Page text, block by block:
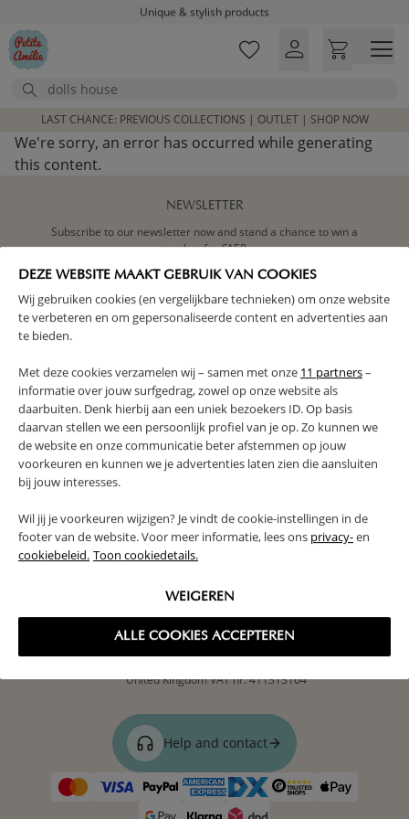
DEZE WEBSITE MAAKT GEBRUIK VAN COOKIES
Wij gebruiken cookies (en vergelijkbare technieken) om onze website
te verbeteren en om gepersonaliseerde content en advertenties aan
te bieden.
Met deze cookies verzamelen wij – samen met onze 11 partners–
informatie over jouw surfgedrag, zowel op onze website als
daarbuiten. Denk hierbij aan een uniek bezoekers ID. Op basis
daarvan stellen we een persoonlijk profiel van je op. Zo kunnen we
de website en onze communicatie beter afstemmen op jouw
voorkeuren en kunnen we je advertenties laten zien die aansluiten
bij jouw interesses.
Wil jij je voorkeuren wijzigen? Je vindt de cookie-instellingen in de
footer van de website. Voor meer informatie, lees ons privacy-en
cookiebeleid. Toon cookiedetails.
WEIGEREN
ALLE COOKIES ACCEPTEREN
Skip to main contentUnique & stylish products
Free shipping on orders above £100*
Excellent customer service & advice
Customer reviews 4,07/5
Search
LAST CHANCE: PREVIOUS COLLECTIONS | OUTLET | SHOP NOW
We're sorry, an error has occurred while generating
this content.
NEWSLETTER
Subscribe to our newsletter now and stand a chance to win a
voucher for €150.
SIGN ME UP
PETITE AMÉLIE
CUSTOMER SERVICE
INFORMATION
Customer Reviews: 4,07 / 5
United KingdomVAT nr. 411313164
Help and contact